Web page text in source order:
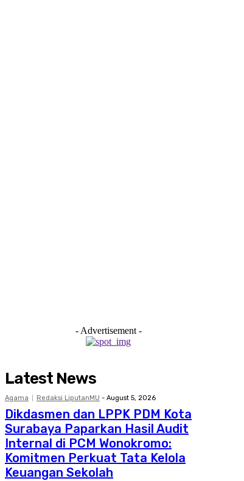
- Advertisement -
Latest News
Agama Redaksi LiputanMU - August 5, 2026
Dikdasmen dan LPPK PDM Kota
Surabaya Paparkan Hasil Audit
Internal di PCM Wonokromo:
Komitmen Perkuat Tata Kelola
Keuangan Sekolah